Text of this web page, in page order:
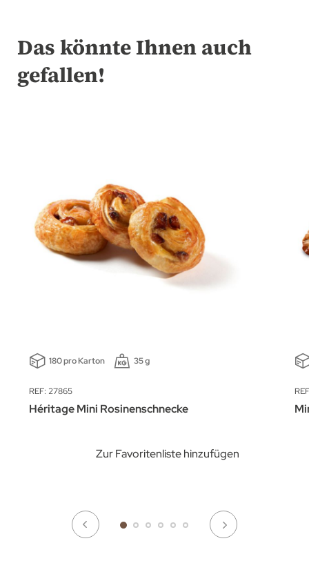
Das könnte Ihnen auch
gefallen!
180 pro Karton 35 g
REF: 27865
Héritage Mini Rosinenschnecke
Zur Favoritenliste hinzufügen